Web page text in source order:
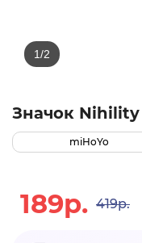
Значок Nihility
miHoYo
189р. 419р.